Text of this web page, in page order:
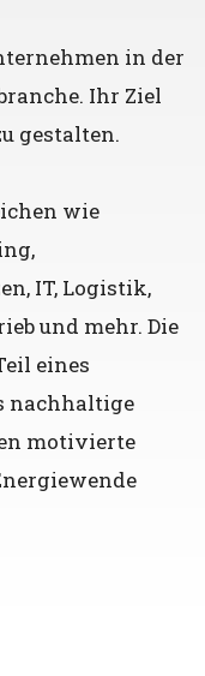
in der
Ihr Ziel
gestalten.
wie
IT, Logistik,
und mehr. Die
eines
nachhaltige
motivierte